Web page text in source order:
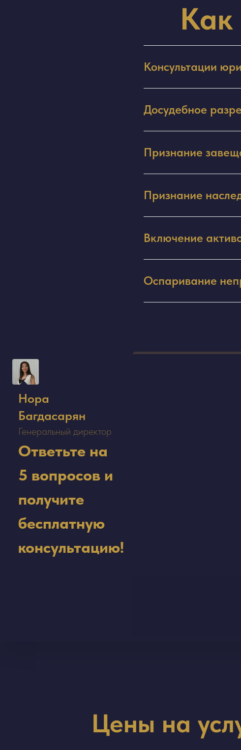
Консультации
Досудебное
Признание
Признание
Включение
Оспаривание
Нора
Багдасарян
Генеральный директор
Ответьте на
5 вопросов и
получите
бесплатную
консультацию!
Цены на